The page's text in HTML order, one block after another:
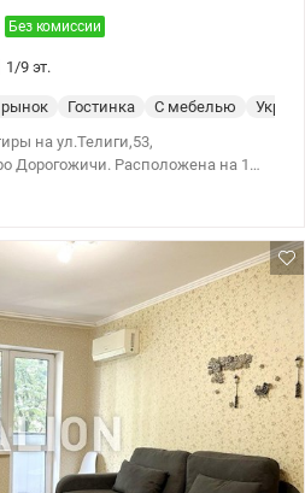
Без комиссии
1/9 эт.
Гостинка С мебелью
на ул.Телиги,53,
Дорогожичи. Расположена на 1
сделан ремонт, продается со
печь). Квартира готова для
к
Рядом парк, остановка
Школы, детские дошкольные
аптеки в пешей доступности.
0503842286, 0975300039 Алла,